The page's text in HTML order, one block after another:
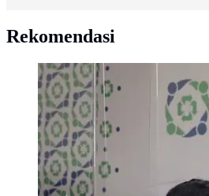
Rekomendasi